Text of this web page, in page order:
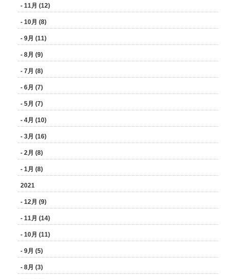
- 11月 (12)
- 10月 (8)
- 9月 (11)
- 8月 (9)
- 7月 (8)
- 6月 (7)
- 5月 (7)
- 4月 (10)
- 3月 (16)
- 2月 (8)
- 1月 (8)
2021
- 12月 (9)
- 11月 (14)
- 10月 (11)
- 9月 (5)
- 8月 (3)